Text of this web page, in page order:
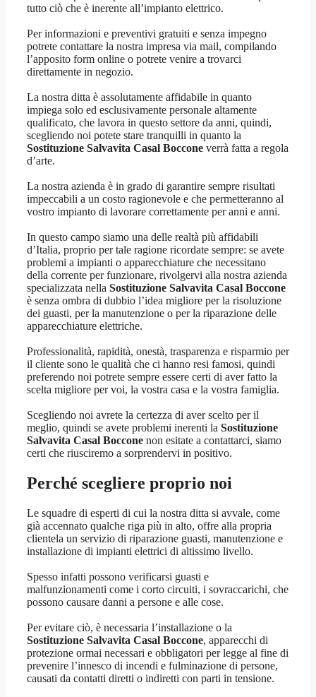
tutto ciò che è inerente all’impianto elettrico.
Per informazioni e preventivi gratuiti e senza impegno
potrete contattare la nostra impresa via mail, compilando
l’apposito form online o potrete venire a trovarci
direttamente in negozio.
La nostra ditta è assolutamente affidabile in quanto
impiega solo ed esclusivamente personale altamente
qualificato, che lavora in questo settore da anni, quindi,
scegliendo noi potete stare tranquilli in quanto la
Sostituzione Salvavita Casal Boccone verrà fatta a regola
d’arte.
La nostra azienda è in grado di garantire sempre risultati
impeccabili a un costo ragionevole e che permetteranno al
vostro impianto di lavorare correttamente per anni e anni.
In questo campo siamo una delle realtà più affidabili
d’Italia, proprio per tale ragione ricordate sempre: se avete
problemi a impianti o apparecchiature che necessitano
della corrente per funzionare, rivolgervi alla nostra azienda
specializzata nella Sostituzione Salvavita Casal Boccone
è senza ombra di dubbio l’idea migliore per la risoluzione
dei guasti, per la manutenzione o per la riparazione delle
apparecchiature elettriche.
Professionalità, rapidità, onestà, trasparenza e risparmio per
il cliente sono le qualità che ci hanno resi famosi, quindi
preferendo noi potrete sempre essere certi di aver fatto la
scelta migliore per voi, la vostra casa e la vostra famiglia.
Scegliendo noi avrete la certezza di aver scelto per il
meglio, quindi se avete problemi inerenti la Sostituzione
Salvavita Casal Boccone non esitate a contattarci, siamo
certi che riusciremo a sorprendervi in positivo.
Perché scegliere proprio noi
Le squadre di esperti di cui la nostra ditta si avvale, come
già accennato qualche riga più in alto, offre alla propria
clientela un servizio di riparazione guasti, manutenzione e
installazione di impianti elettrici di altissimo livello.
Spesso infatti possono verificarsi guasti e
malfunzionamenti come i corto circuiti, i sovraccarichi, che
possono causare danni a persone e alle cose.
Per evitare ciò, è necessaria l’installazione o la
Sostituzione Salvavita Casal Boccone, apparecchi di
protezione ormai necessari e obbligatori per legge al fine di
prevenire l’innesco di incendi e fulminazione di persone,
causati da contatti diretti o indiretti con parti in tensione.